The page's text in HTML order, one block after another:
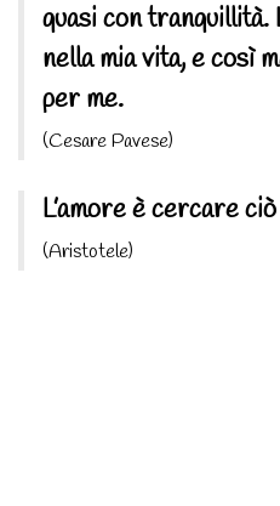
quasi con tranquillità.
nella mia vita, e così
per me.
(Cesare Pavese)
L’amore è cercare
(Aristotele)